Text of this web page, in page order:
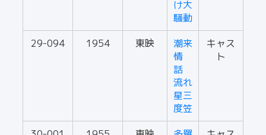
け大
騒動
29-094 1954 東映
潮来
情
話
流れ
星三
度笠
キャス
ト